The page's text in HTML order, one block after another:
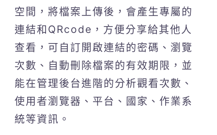
空間，將檔案上傳後，會產生專屬的
連結和QRcode，方便分享給其他人
查看，可自訂開啟連結的密碼、瀏覽
次數、自動刪除檔案的有效期限，並
能在管理後台進階的分析觀看次數、
使用者瀏覽器、平台、國家、作業系
統等資訊。